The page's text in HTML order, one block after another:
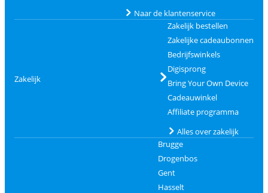
Naar de klantenservice
Zakelijk
Zakelijk bestellen
Zakelijke cadeaubonnen
Bedrijfswinkels
Digisprong
Bring Your Own Device
Cadeauwinkel
Affiliate programma
Alles over zakelijk
Brugge
Drogenbos
Gent
Hasselt